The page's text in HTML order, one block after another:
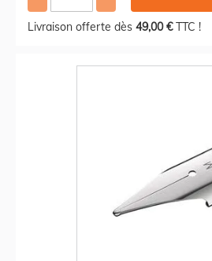
Livraison offerte dès 49,00 €TTC !